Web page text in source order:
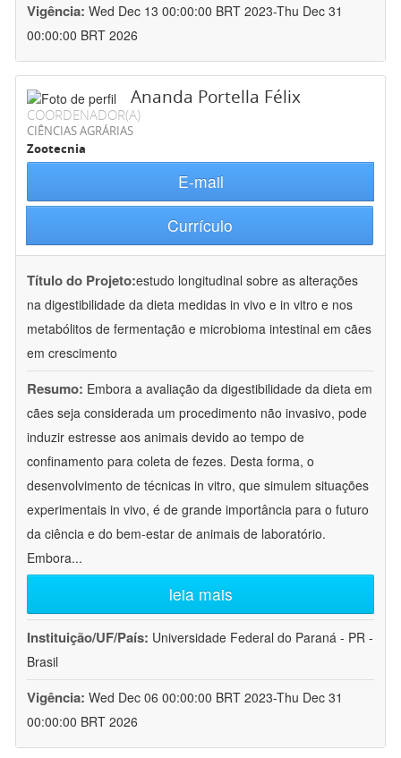
Vigência: Wed Dec 13 00:00:00 BRT 2023-Thu Dec 31
00:00:00 BRT 2026
Ananda Portella Félix
COORDENADOR(A)
CIÊNCIAS AGRÁRIAS
Zootecnia
E-mail
Currículo
Título do Projeto:estudo longitudinal sobre as alterações
na digestibilidade da dieta medidas in vivo e in vitro e nos
metabólitos de fermentação e microbioma intestinal em cães
em crescimento
Resumo: Embora a avaliação da digestibilidade da dieta em
cães seja considerada um procedimento não invasivo, pode
induzir estresse aos animais devido ao tempo de
confinamento para coleta de fezes. Desta forma, o
desenvolvimento de técnicas in vitro, que simulem situações
experimentais in vivo, é de grande importância para o futuro
da ciência e do bem-estar de animais de laboratório.
Embora...
leia mais
Instituição/UF/País: Universidade Federal do Paraná - PR -
Brasil
Vigência: Wed Dec 06 00:00:00 BRT 2023-Thu Dec 31
00:00:00 BRT 2026